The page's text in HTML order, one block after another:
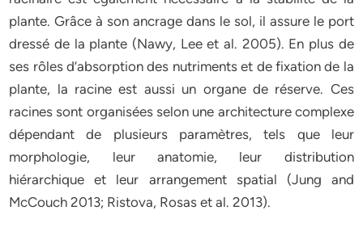
plante. Grâce à son ancrage dans le sol, il assure le port
dressé de la plante (Nawy, Lee et al. 2005). En plus de
ses rôles d’absorption des nutriments et de fixation de la
plante, la racine est aussi un organe de réserve. Ces
racines sont organisées selon une architecture complexe
dépendant de plusieurs paramètres, tels que leur
morphologie, leur anatomie, leur distribution
hiérarchique et leur arrangement spatial (Jung and
McCouch 2013; Ristova, Rosas et al. 2013).